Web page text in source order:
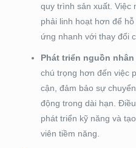
quy trình sản xuất. Việc
phải linh hoạt hơn để
ứng nhanh với thay đổi
Phát triển nguồn
chú trọng hơn đến việc
cận, đảm bảo sự
động trong dài hạn.
phát triển kỹ năng và
viên tiềm năng.